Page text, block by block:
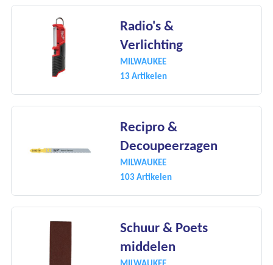
Radio's &
Verlichting
MILWAUKEE
13 Artikelen
Recipro &
Decoupeerzagen
MILWAUKEE
103 Artikelen
Schuur & Poets
middelen